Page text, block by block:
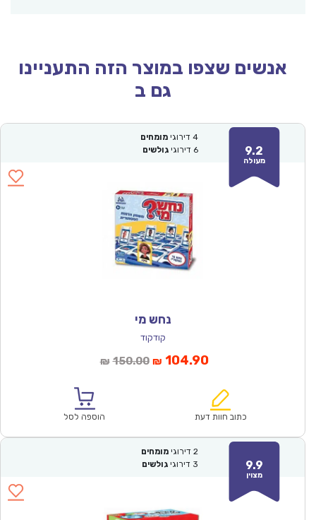
אנשים שצפו במוצר הזה התעניינו
גם ב
9.2
מעולה
4 דירוגי מומחים
6 דירוגי גולשים
נחש מי
קודקוד
₪ 150.00המחיר
₪150.00.
₪ 104.90המחיר
הוא:
כתוב חוות דעת הוספה לסל
9.9
מצוין
2 דירוגי מומחים
3 דירוגי גולשים